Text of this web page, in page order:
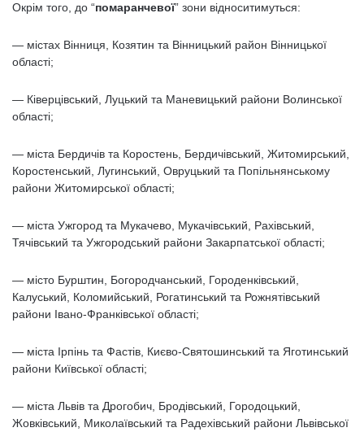
Окрім того, до “помаранчевої” зони відноситимуться:
— містах Вінниця, Козятин та Вінницький район Вінницької
області;
— Ківерцівський, Луцький та Маневицький райони Волинської
області;
— міста Бердичів та Коростень, Бердичівський, Житомирський,
Коростенський, Лугинський, Овруцький та Попільнянському
райони Житомирської області;
— міста Ужгород та Мукачево, Мукачівський, Рахівський,
Тячівський та Ужгородський райони Закарпатської області;
— місто Бурштин, Богородчанський, Городенківський,
Калуський, Коломийський, Рогатинський та Рожнятівський
райони Івано-Франківської області;
— міста Ірпінь та Фастів, Києво-Святошинський та Яготинський
райони Київської області;
— міста Львів та Дрогобич, Бродівський, Городоцький,
Жовківський, Миколаївський та Радехівський райони Львівської